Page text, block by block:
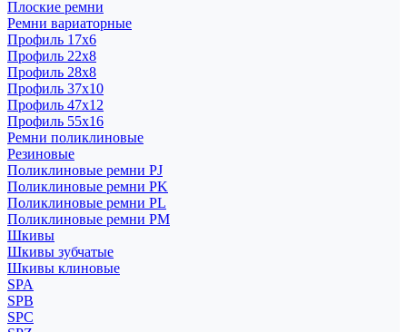
Плоские ремни
Ремни вариаторные
Профиль 17x6
Профиль 22x8
Профиль 28x8
Профиль 37x10
Профиль 47x12
Профиль 55x16
Ремни поликлиновые
Резиновые
Поликлиновые ремни PJ
Поликлиновые ремни PK
Поликлиновые ремни PL
Поликлиновые ремни PM
Шкивы
Шкивы зубчатые
Шкивы клиновые
SPA
SPB
SPC